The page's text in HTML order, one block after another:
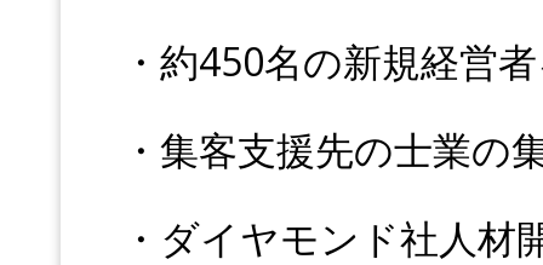
・約450名の新規経営
・集客支援先の士業の
・ダイヤモンド社人